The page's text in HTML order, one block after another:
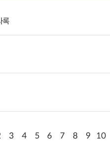
록
3 4 5 6 7 8 9 10